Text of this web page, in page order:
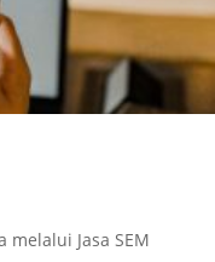
melalui Jasa SEM